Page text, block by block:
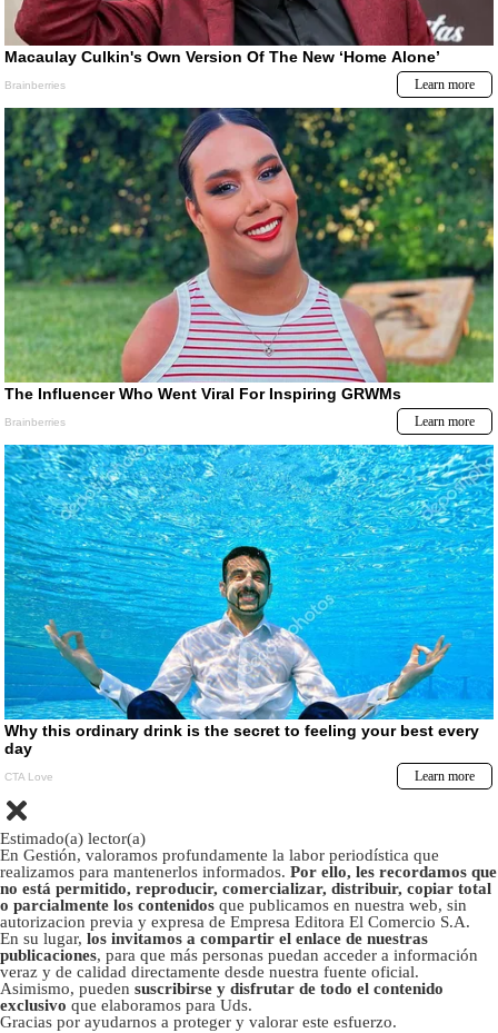
Estimado(a) lector(a)
En Gestión, valoramos profundamente la labor periodística que
realizamos para mantenerlos informados. Por ello, les recordamos que
no está permitido, reproducir, comercializar, distribuir, copiar total
o parcialmente los contenidos que publicamos en nuestra web, sin
autorizacion previa y expresa de Empresa Editora El Comercio S.A.
En su lugar, los invitamos a compartir el enlace de nuestras
publicaciones, para que más personas puedan acceder a información
veraz y de calidad directamente desde nuestra fuente oficial.
Asimismo, pueden suscribirse y disfrutar de todo el contenido
exclusivo que elaboramos para Uds.
Gracias por ayudarnos a proteger y valorar este esfuerzo.